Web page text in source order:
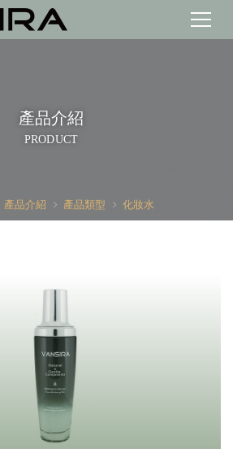
產品介紹
PRODUCT
產品介紹 產品類型 化妝水